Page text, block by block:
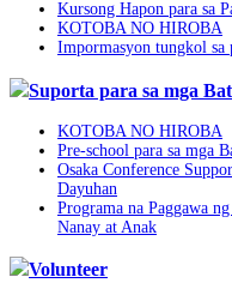
Kursong Hapon para sa
KOTOBA NO HIROBA
Impormasyon tungkol sa
Suporta para sa mga
KOTOBA NO HIROBA
Pre-school para sa mga
Osaka Conference
Dayuhan
Programa na Paggawa
Nanay at Anak
Volunteer